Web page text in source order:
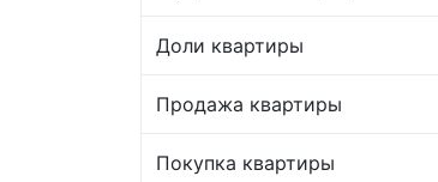
Доли квартиры
Продажа квартиры
Покупка квартиры